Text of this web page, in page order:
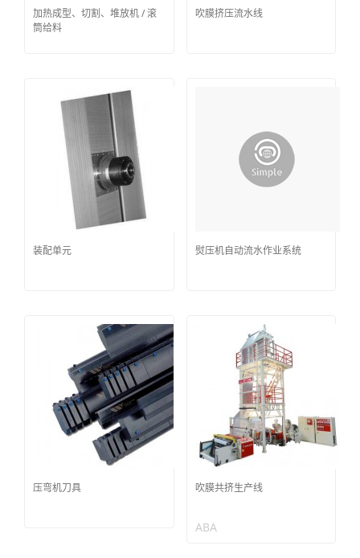
加热成型、切割、堆放机 / 滚
筒给料
吹膜挤压流水线
装配单元 熨压机自动流水作业系统
压弯机刀具 吹膜共挤生产线
ABA